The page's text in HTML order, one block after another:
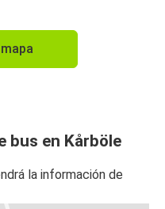
bus en Kårböle
la información de